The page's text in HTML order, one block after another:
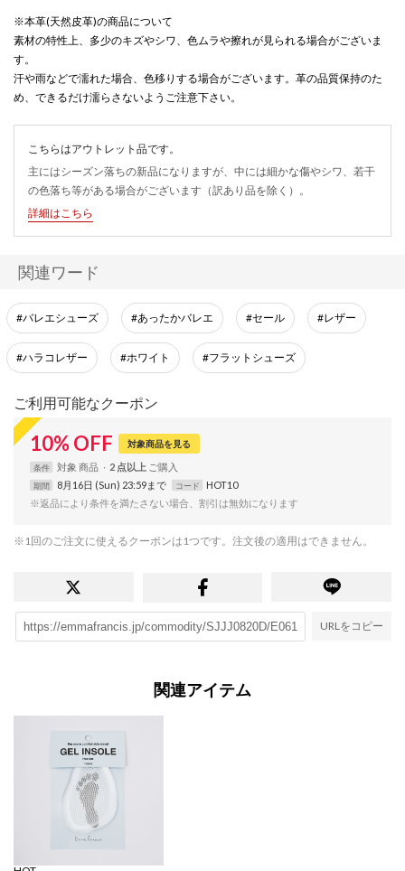
※本革(天然皮革)の商品について
素材の特性上、多少のキズやシワ、色ムラや擦れが見られる場合がございま
す。
汗や雨などで濡れた場合、色移りする場合がございます。革の品質保持のた
め、できるだけ濡らさないようご注意下さい。
こちらはアウトレット品です。
主にはシーズン落ちの新品になりますが、中には細かな傷やシワ、若干
の色落ち等がある場合がございます（訳あり品を除く）。
詳細はこちら
関連ワード
#バレエシューズ #あったかバレエ #セール #レザー
#ハラコレザー #ホワイト #フラットシューズ
ご利用可能なクーポン
10% OFF 対象商品を見る
条件 対象 商品 2 点以上
期間 8月16日 (Sun) 23:59まで コード
HOT10
※返品により条件を満たさない場合、割引は無効になります
※1回のご注文に使えるクーポンは1つです。注文後の適用はできません。
URLをコピー
関連アイテム